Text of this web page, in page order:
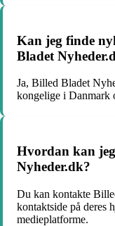
Kan jeg finde
Bladet
Ja, Billed Bladet
kongelige i Danmark
Hvordan kan
Nyheder.dk?
Du kan kontakte
kontaktside på deres
medieplatforme.